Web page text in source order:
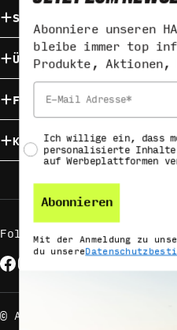
Service & Kontakt
Über HAIBIKE
Find your HAIBIKE
Kampagnen
Folge uns auf
Facebook
© Accell Global B.V. - All
Abonniere unseren
bleibe immer top
Produkte, Aktionen,
Email
Social consent
Ich willige ein, dass
personalisierte Inhalte
auf Werbeplattformen
Abonnieren
Mit der Anmeldung zu
du unsere